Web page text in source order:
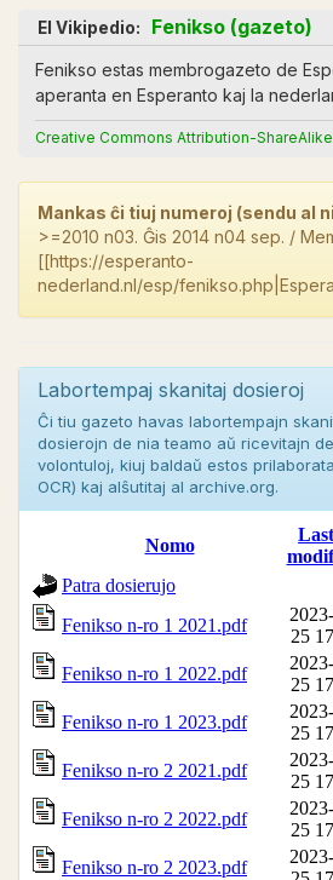
El Vikipedio: Fenikso (gazeto)
Fenikso estas membrogazeto de
aperanta en Esperanto kaj la
Creative Commons Attribution-
Mankas ĉi tiuj numeroj (sendu al
>=2010 n03. Ĝis 2014 n04 sep. /
[[https://esperanto-
nederland.nl/esp/
Labortempaj skanitaj dosieroj
Ĉi tiu gazeto havas labortempajn
dosierojn de nia teamo aŭ ricevitajn de
volontuloj, kiuj baldaŭ estos
OCR) kaj alŝutitaj al archive.org.